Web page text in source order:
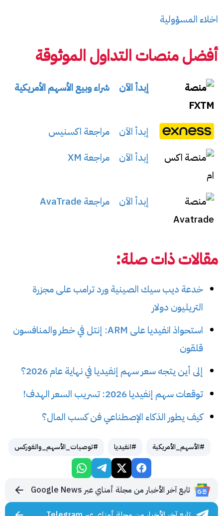
اخلاء المسؤولية
أفضل منصات التداول الموثوقة
إبدأ الآن شراء وبيع الأسهم الأمريكية
إبدأ الآن
مراجعة اكسنيس
إبدأ الآن
مراجعة XM
إبدأ الآن مراجعة AvaTrade
مقالات ذات صلة:
خدعة ديب سيك الصينية ورد ترامب على مجزرة
التريليون دولار
استحواذ انفيديا على ARM: إنتل في خطر والمنافسون
قلقون
إلى أين يتجه سعر سهم إنفيديا في نهاية عام 2026؟
توقعات سهم إنفيديا 2026: تسريب السعر الهدف!
كيف يطور الذكاء الإصطناعي فن كسب المال؟
#الأسهم_الأمريكية #انفيديا #توصيات_الأسهم_والفوركس
تابع آخر الأخبار من مجلة أمناي عبر Google News